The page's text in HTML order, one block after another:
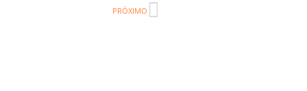
PRÓXIMO